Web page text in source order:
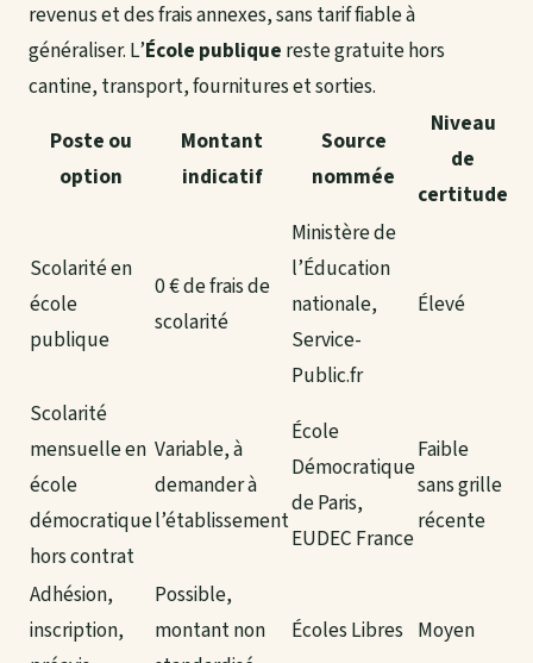
revenus et des frais annexes, sans tarif fiable à
généraliser. L’École publique reste gratuite hors
cantine, transport, fournitures et sorties.
Poste ou
option
Montant
indicatif
Source
nommée
Niveau
de
certitude
Scolarité en
école
publique
0 € de frais de
scolarité
Ministère de
l’Éducation
nationale,
Service-
Public.fr
Élevé
Scolarité
mensuelle en
école
démocratique
hors contrat
Variable, à
demander à
l’établissement
École
Démocratique
de Paris,
EUDEC France
Faible
sans grille
récente
Adhésion,
inscription,
Possible,
montant non
Écoles Libres Moyen